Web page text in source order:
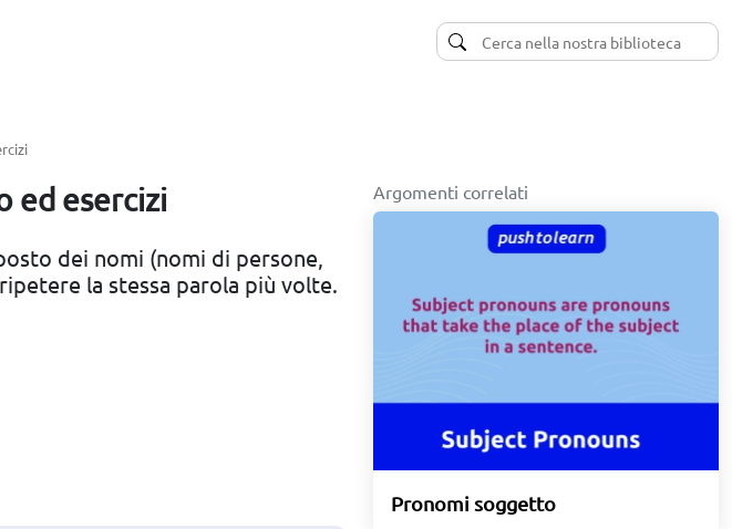
ed esercizi
dei nomi (nomi di persone,
la stessa parola più volte.
Argomenti correlati
Pronomi soggetto